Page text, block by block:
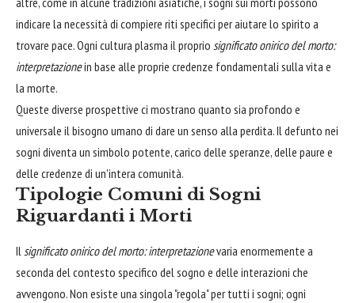
indicare la necessità di compiere riti specifici per aiutare lo spirito a
trovare pace. Ogni cultura plasma il proprio significato onirico del morto:
interpretazionein base alle proprie credenze fondamentali sulla vita e
la morte.
Queste diverse prospettive ci mostrano quanto sia profondo e
universale il bisogno umano di dare un senso alla perdita. Il defunto nei
sogni diventa un simbolo potente, carico delle speranze, delle paure e
delle credenze di un'intera comunità.
Tipologie Comuni di Sogni
Riguardanti i Morti
Ilsignificato onirico del morto: interpretazionevaria enormemente a
seconda del contesto specifico del sogno e delle interazioni che
avvengono. Non esiste una singola "regola" per tutti i sogni; ogni